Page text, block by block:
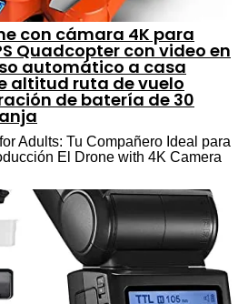
con cámara 4K para
Quadcopter con video en
automático a casa
altitud ruta de vuelo
de batería de 30
Adults: Tu Compañero Ideal para
El Drone with 4K Camera